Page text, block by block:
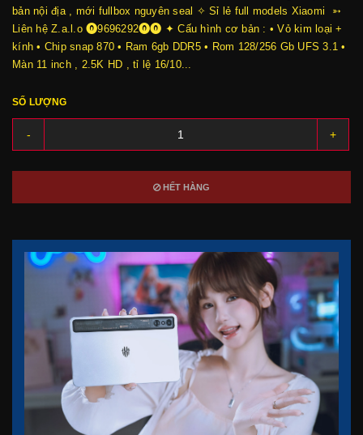
bản nội địa , mới fullbox nguyên seal ✧ Sỉ lẻ full models Xiaomi ➳
Liên hệ Z.a.l.o ⓿9696292⓿⓿ ✦ Cấu hình cơ bản : • Vỏ kim loại +
kính • Chip snap 870 • Ram 6gb DDR5 • Rom 128/256 Gb UFS 3.1 •
Màn 11 inch , 2.5K HD , tỉ lệ 16/10...
SỐ LƯỢNG
- +
HẾT HÀNG